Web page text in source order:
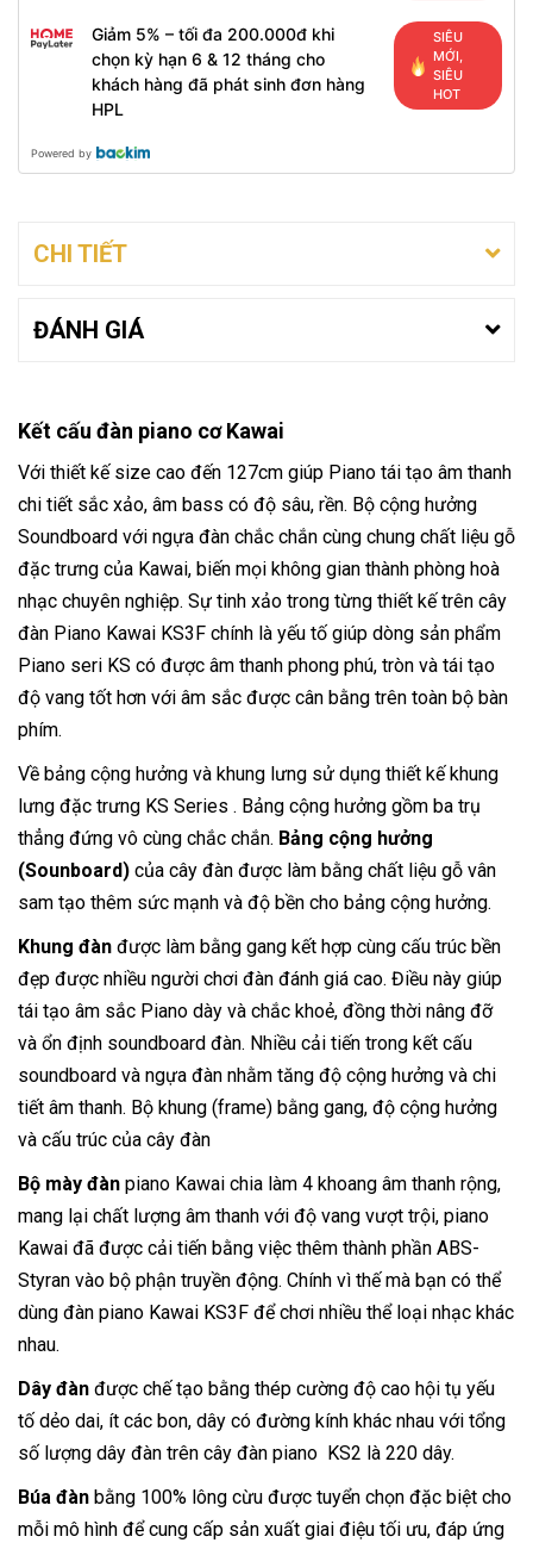
Giảm 5% – tối đa 200.000đ khi
chọn kỳ hạn 6 & 12 tháng cho
khách hàng đã phát sinh đơn hàng
HPL
SIÊU
MỚI,
SIÊU
HOT
Powered by
CHI TIẾT
ĐÁNH GIÁ
Kết cấu đàn piano cơ Kawai
Với thiết kế size cao đến 127cm giúp Piano tái tạo âm thanh
chi tiết sắc xảo, âm bass có độ sâu, rền. Bộ cộng hưởng
Soundboard với ngựa đàn chắc chắn cùng chung chất liệu gỗ
đặc trưng của Kawai, biến mọi không gian thành phòng hoà
nhạc chuyên nghiệp. Sự tinh xảo trong từng thiết kế trên cây
đàn Piano Kawai KS3F chính là yếu tố giúp dòng sản phẩm
Piano seri KS có được âm thanh phong phú, tròn và tái tạo
độ vang tốt hơn với âm sắc được cân bằng trên toàn bộ bàn
phím.
Về bảng cộng hưởng và khung lưng sử dụng thiết kế khung
lưng đặc trưng KS Series . Bảng cộng hưởng gồm ba trụ
thẳng đứng vô cùng chắc chắn. Bảng cộng hưởng
(Sounboard) của cây đàn được làm bằng chất liệu gỗ vân
sam tạo thêm sức mạnh và độ bền cho bảng cộng hưởng.
Khung đàn được làm bằng gang kết hợp cùng cấu trúc bền
đẹp được nhiều người chơi đàn đánh giá cao. Điều này giúp
tái tạo âm sắc Piano dày và chắc khoẻ, đồng thời nâng đỡ
và ổn định soundboard đàn. Nhiều cải tiến trong kết cấu
soundboard và ngựa đàn nhằm tăng độ cộng hưởng và chi
tiết âm thanh. Bộ khung (frame) bằng gang, độ cộng hưởng
và cấu trúc của cây đàn
Bộ mày đàn piano Kawai chia làm 4 khoang âm thanh rộng,
mang lại chất lượng âm thanh với độ vang vượt trội, piano
Kawai đã được cải tiến bằng việc thêm thành phần ABS-
Styran vào bộ phận truyền động. Chính vì thế mà bạn có thể
dùng đàn piano Kawai KS3F để chơi nhiều thể loại nhạc khác
nhau.
Dây đàn được chế tạo bằng thép cường độ cao hội tụ yếu
tố dẻo dai, ít các bon, dây có đường kính khác nhau với tổng
số lượng dây đàn trên cây đàn piano KS2 là 220 dây.
Búa đàn bằng 100% lông cừu được tuyển chọn đặc biệt cho
mỗi mô hình để cung cấp sản xuất giai điệu tối ưu, đáp ứng